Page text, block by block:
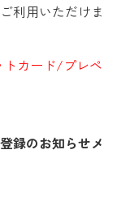
利用いただけま
カード/プレペ
録のお知らせメ